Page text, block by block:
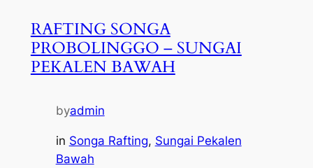
RAFTING SONGA
PROBOLINGGO – SUNGAI
PEKALEN BAWAH
byadmin
in Songa Rafting, Sungai Pekalen
Bawah